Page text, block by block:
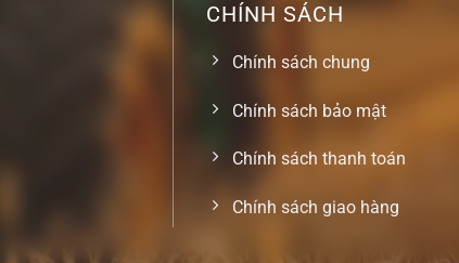
CHÍNH SÁCH
Chính sách chung
Chính sách bảo mật
Chính sách thanh toán
Chính sách giao hàng